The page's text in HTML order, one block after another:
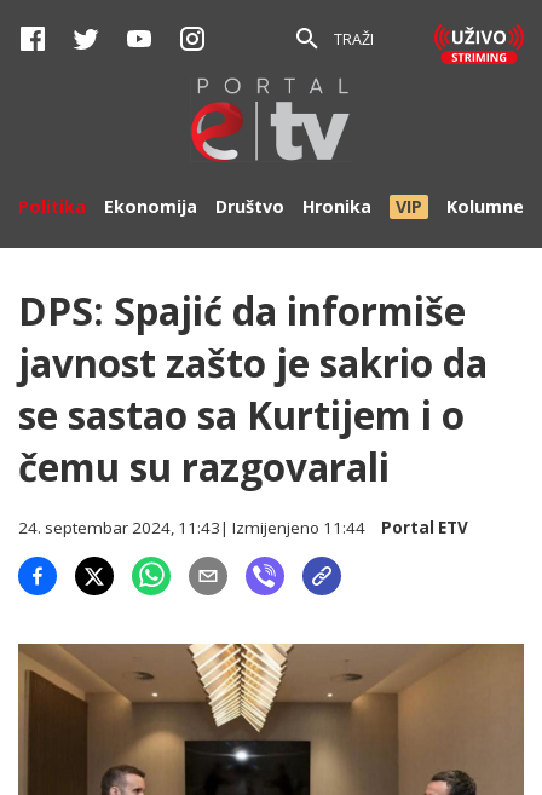
TRAŽI
Politika Ekonomija Društvo Hronika VIP Kolumne
DPS: Spajić da informiše
javnost zašto je sakrio da
se sastao sa Kurtijem i o
čemu su razgovarali
24. septembar 2024, 11:43| Izmijenjeno 11:44 Portal ETV